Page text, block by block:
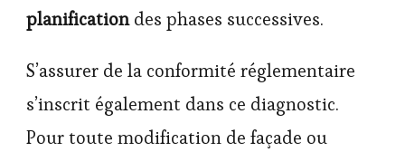
planificationdes phases successives.
S’assurer de la conformité réglementaire
s’inscrit également dans ce diagnostic.
Pour toute modification de façade ou